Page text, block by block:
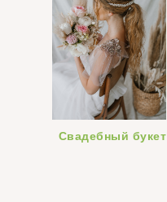
Свадебный букет